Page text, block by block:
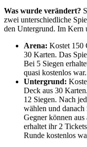
Was wurde verändert?
zwei unterschiedliche
den Untergrund. Im Kern
Arena: Kostet 150
30 Karten. Das
Bei 5 Siegen
quasi kostenlos
Untergrund:
Deck aus 30
12 Siegen. Nach
wählen und danach
Gegner können
erhaltet ihr 2
Runde kostenlos